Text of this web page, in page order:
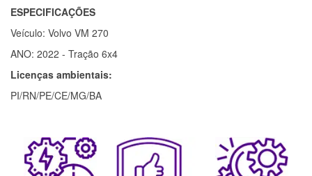
ESPECIFICAÇÕES
Veículo: Volvo VM 270
ANO: 2022 - Tração 6x4
Licenças ambientais:
PI/RN/PE/CE/MG/BA